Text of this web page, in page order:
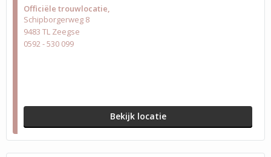
Officiële trouwlocatie
Schipborgerweg 8
9483 TL Zeegse
0592 - 530 099
Bekijk locatie